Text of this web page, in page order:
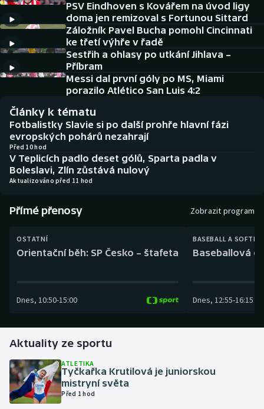
Cyklistika
DALŠÍ SPORTY
Americký fotbal
Baseball a softbal
Basketbal
Biatlon
Boby a skeleton
Box
Curling
Golf
Gymnastika
Házená
NEPŘEHLÉDNĚTE
Historické návraty
Aplikace ČT sport
AZ kvíz
PSV Eindhoven s Kovářem na úvod ligy
doma jen remizoval s Fortunou Sittard
Záložník Pavel Bucha pomohl Cincinnati
ke třetí výhře v řadě
Sestřih a ohlasy po utkání Jihlava –
Příbram
Messi dal první góly po MS, Miami
porazilo Atlético San Luis 4:2
Články k tématu
Fotbalistky Slavie si po další prohře hlavní fázi
evropských pohárů nezahrají
Před 10 hod
V Teplicích padlo deset gólů, Sparta padla v
Boleslavi, Zlín zůstává nulový
Aktualizováno před 11 hod
Přímé přenosy Zobrazit program
OSTATNÍ
Orientační běh: SP Česko – štafeta
Dnes, 10:50-15:00
BASEBALL A
Baseballová
Dnes, 12:55-16:15
Aktuality ze sportu
ATLETIKA
Tyčkařka Krutilová je juniorskou
mistryní světa
Před 1 hod